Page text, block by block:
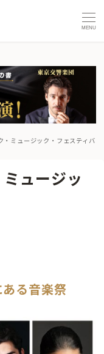
MENU
・ミュージック・フェスティバ
ュージッ
る音楽祭